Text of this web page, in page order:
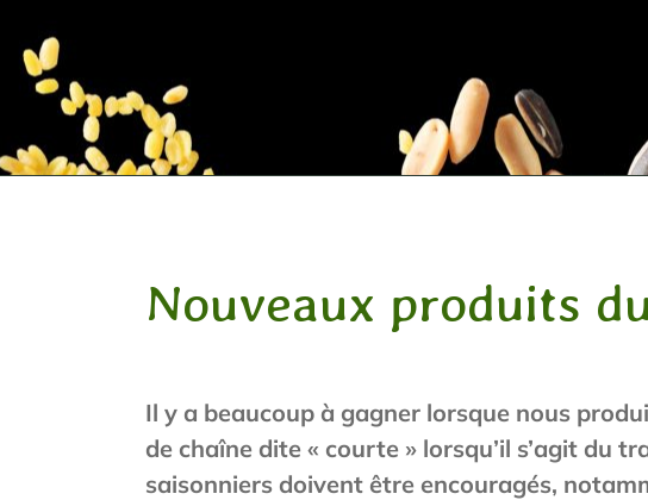
Nouveaux produits
Il y a beaucoup à gagner lorsque nous
de chaîne dite « courte » lorsqu’il s’agit du
saisonniers doivent être encouragés,